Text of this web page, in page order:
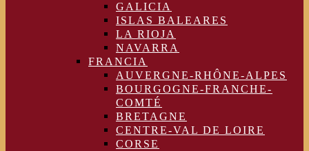
GALICIA
ISLAS BALEARES
LA RIOJA
NAVARRA
FRANCIA
AUVERGNE-RHÔNE-ALPES
BOURGOGNE-FRANCHE-
COMTÉ
BRETAGNE
CENTRE-VAL DE LOIRE
CORSE